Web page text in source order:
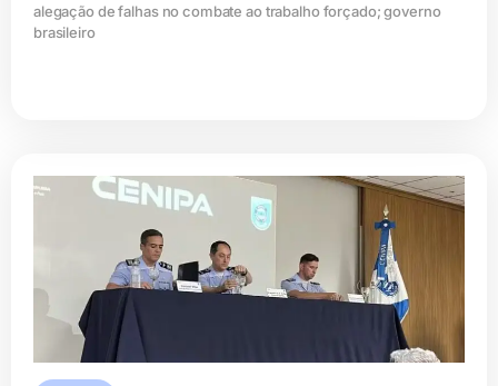
alegação de falhas no combate ao trabalho forçado; governo
brasileiro